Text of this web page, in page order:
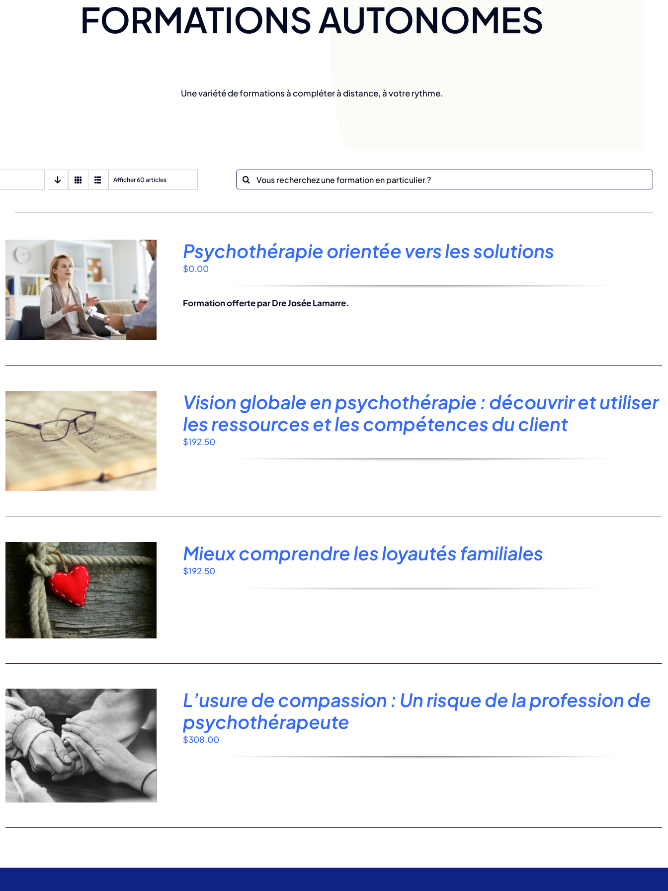
FORMATIONS AUTONOMES
Une variété de formations à compléter à distance, à votre rythme.
Afficher 60 articles
Recherche
sur
site
Psychothérapie orientée vers les solutions
$0.00
Formation offerte par Dre Josée Lamarre.
Vision globale en psychothérapie : découvrir et utiliser
les ressources et les compétences du client
$192.50
Mieux comprendre les loyautés familiales
$192.50
L’usure de compassion : Un risque de la profession de
psychothérapeute
$308.00